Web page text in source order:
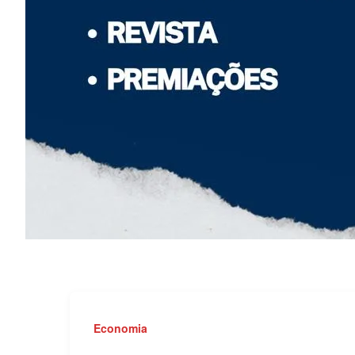
Economia